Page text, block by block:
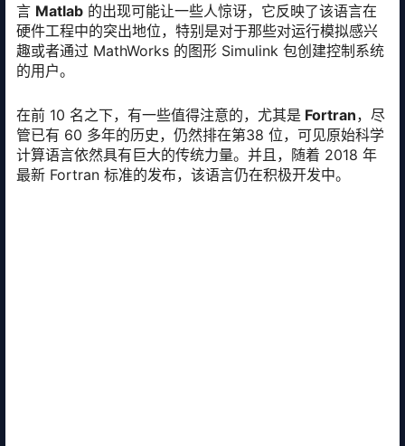
言 Matlab 的出现可能让一些人惊讶，它反映了该语言在
硬件工程中的突出地位，特别是对于那些对运行模拟感兴
趣或者通过 MathWorks 的图形 Simulink 包创建控制系统
的用户。
在前 10 名之下，有一些值得注意的，尤其是 Fortran，尽
管已有 60 多年的历史，仍然排在第38 位，可见原始科学
计算语言依然具有巨大的传统力量。并且，随着 2018 年
最新 Fortran 标准的发布，该语言仍在积极开发中。